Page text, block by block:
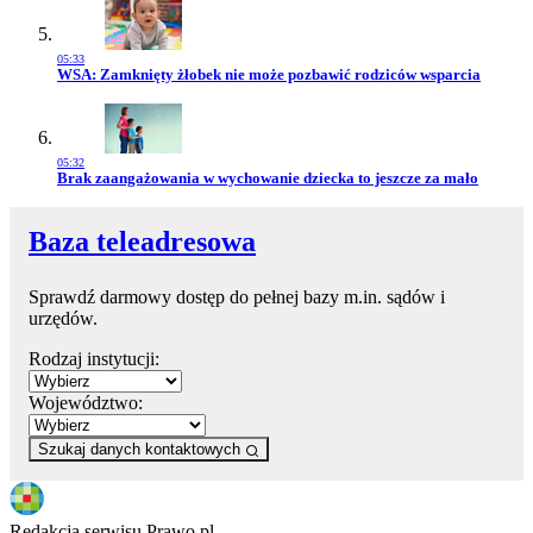
05:33
Przejdź do artykułu:
WSA: Zamknięty żłobek nie może pozbawić rodziców wsparcia
05:32
Przejdź do artykułu:
Brak zaangażowania w wychowanie dziecka to jeszcze za mało
Baza teleadresowa
Sprawdź darmowy dostęp do pełnej bazy m.in. sądów i
urzędów.
Rodzaj instytucji:
Województwo:
Szukaj danych kontaktowych